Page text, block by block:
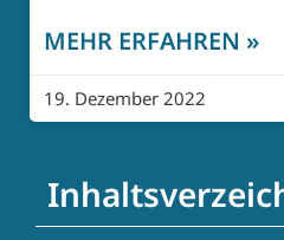
MEHR ERFAHREN »
19. Dezember 2022